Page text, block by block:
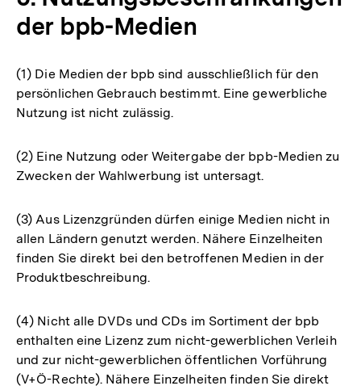
der bpb-Medien
(1) Die Medien der bpb sind ausschließlich für den
persönlichen Gebrauch bestimmt. Eine gewerbliche
Nutzung ist nicht zulässig.
(2) Eine Nutzung oder Weitergabe der bpb-Medien zu
Zwecken der Wahlwerbung ist untersagt.
(3) Aus Lizenzgründen dürfen einige Medien nicht in
allen Ländern genutzt werden. Nähere Einzelheiten
finden Sie direkt bei den betroffenen Medien in der
Produktbeschreibung.
(4) Nicht alle DVDs und CDs im Sortiment der bpb
enthalten eine Lizenz zum nicht-gewerblichen Verleih
und zur nicht-gewerblichen öffentlichen Vorführung
(V+Ö-Rechte). Nähere Einzelheiten finden Sie direkt